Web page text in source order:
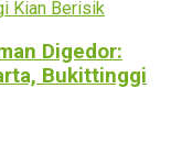
Digedor:
Bukittinggi